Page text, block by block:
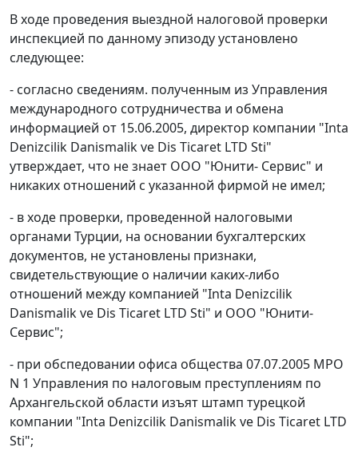
В ходе проведения выездной налоговой проверки
инспекцией по данному эпизоду установлено
следующее:
- согласно сведениям. полученным из Управления
международного сотрудничества и обмена
информацией от 15.06.2005, директор компании "Inta
Denizcilik Danismalik ve Dis Ticaret LTD Sti"
утверждает, что не знает ООО "Юнити- Сервис" и
никаких отношений с указанной фирмой не имел;
- в ходе проверки, проведенной налоговыми
органами Турции, на основании бухгалтерских
документов, не установлены признаки,
свидетельствующие о наличии каких-либо
отношений между компанией "Inta Denizcilik
Danismalik ve Dis Ticaret LTD Sti" и ООО "Юнити-
Сервис";
- при обспедовании офиса общества 07.07.2005 МРО
N 1 Управления по налоговым преступлениям по
Архангельской области изъят штамп турецкой
компании "Inta Denizcilik Danismalik ve Dis Ticaret LTD
Sti";